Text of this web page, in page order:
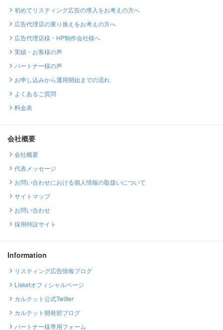
初めてリスティング広告の導入をお考えの方へ
広告代理店の乗り換えをお考えの方へ
広告代理店様・HP制作会社様へ
実績・お客様の声
パートナー様の声
お申し込みから運用開始までの流れ
よくあるご質問
料金表
会社概要
会社概要
代表メッセージ
お問い合わせにおける個人情報の取扱いについて
サイトマップ
お問い合わせ
採用特設サイト
Information
リスティング広告情報ブログ
Lisketオフィシャルページ
カルテット公式Twitter
カルテット開発部ブログ
パートナー様専用フォーム